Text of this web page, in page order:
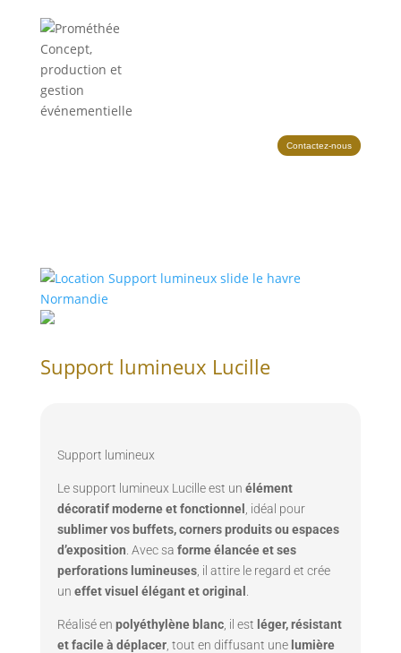
Contactez-nous
Support lumineux Lucille
Support lumineux
Le support lumineux Lucille est un élément
décoratif moderne et fonctionnel
, idéal pour
sublimer vos buffets, corners produits ou espaces
d’exposition . Avec sa forme élancée et ses
perforations lumineuses, il attire le regard et crée
un effet visuel élégant et original
Réalisé en polyéthylène blanc, il est léger, résistant
et facile à déplacer, tout en diffusant une lumière